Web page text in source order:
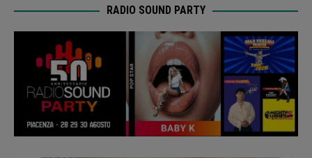
RADIO SOUND PARTY